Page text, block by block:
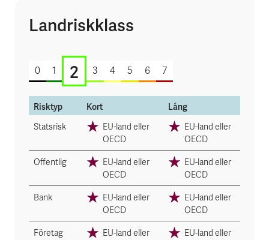
Landriskklass
2 av 7
0 1 2 3 4 5 6 7
Risktyp Kort Lång
Statsrisk
EU-land eller
OECD
EU-land eller
OECD
Offentlig
EU-land eller
OECD
EU-land eller
OECD
Bank
EU-land eller
OECD
EU-land eller
OECD
Företag
EU-land eller
EU-land eller